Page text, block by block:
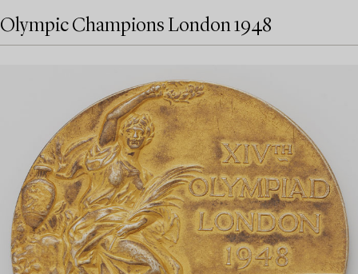
Olympic Champions London 1948